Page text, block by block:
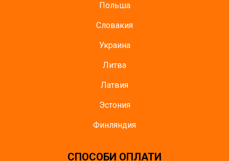
Польша
Словакия
Украина
Литва
Латвия
Эстония
Финляндия
СПОСОБИ ОПЛАТИ